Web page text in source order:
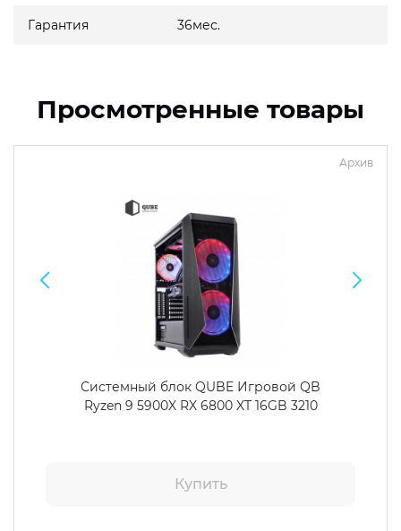
Гарантия 36мес.
Просмотренные товары
Архив
Системный блок QUBE Игровой QB
Ryzen 9 5900X RX 6800 XT 16GB 3210
Купить